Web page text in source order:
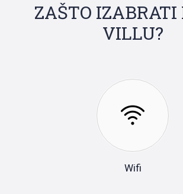
ZAŠTO IZABRATI
VILLU?
Wifi